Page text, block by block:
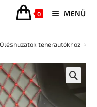
0 MENÜ
Üléshuzatok teherautókhoz >